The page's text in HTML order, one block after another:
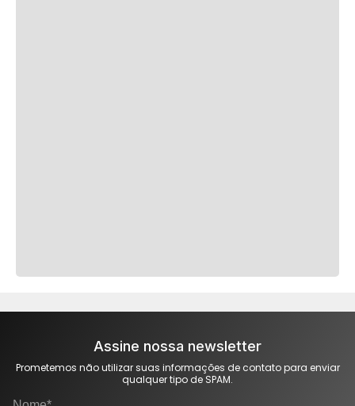
Assine nossa newsletter
Prometemos não utilizar suas informações de contato para enviar
qualquer tipo de SPAM.